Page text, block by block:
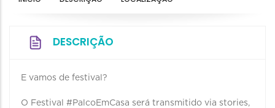
DESCRIÇÃO
E vamos de festival?
O Festival #PalcoEmCasa será transmitido via stories,